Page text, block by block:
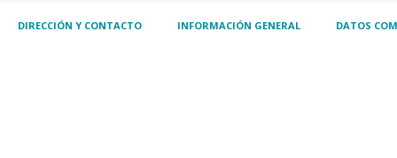
DIRECCIÓN Y CONTACTO INFORMACIÓN GENERAL DATOS